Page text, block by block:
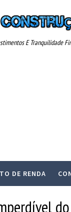
E Tranquilidade
DE RENDA